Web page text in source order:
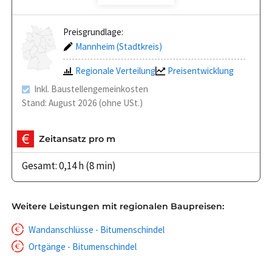
Preisgrundlage:
Mannheim (Stadtkreis)
Regionale Verteilung
Preisentwicklung
Inkl. Baustellengemeinkosten
Stand: August 2026 (ohne USt.)
Zeitansatz pro m
Gesamt: 0,14 h (8 min)
Weitere Leistungen mit regionalen Baupreisen:
Wandanschlüsse - Bitumenschindel
Ortgänge - Bitumenschindel